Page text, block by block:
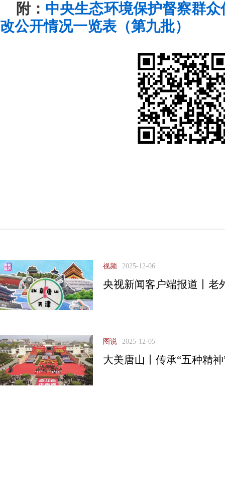
附： 中央生态环境保护督察群
改公开情况一览表（第九批）
视频 2025-12-06
央视新闻客户端报道丨老
图说 2025-12-05
大美唐山丨传承“五种精